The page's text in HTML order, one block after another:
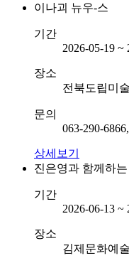
이나괴 뉴우-스
기간
2026-05-19 ~
장소
전북도립미
문의
063-290-
상세보기
진은영과 함께하
기간
2026-06-13 ~
장소
김제문화예